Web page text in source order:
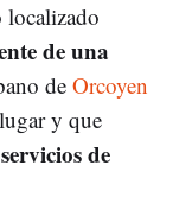
localizado
de una
deOrcoyen
y que
servicios de